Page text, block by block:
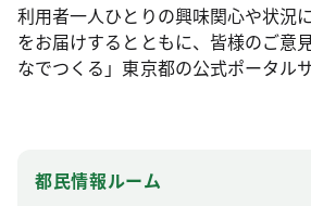
利用者一人ひとりの興味関心や状況
をお届けするとともに、皆様のご意
なでつくる」東京都の公式ポータル
都民情報ルーム